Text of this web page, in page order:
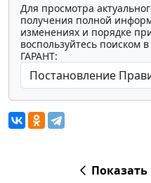
Для просмотра
получения полной
изменениях и порядке
воспользуйтесь поиском
ГАРАНТ: